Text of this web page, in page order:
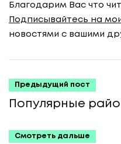
Благодарим Вас что
Подписывайтесь на
новостями с вашими
Предыдущий пост
Популярные
Смотреть дальше